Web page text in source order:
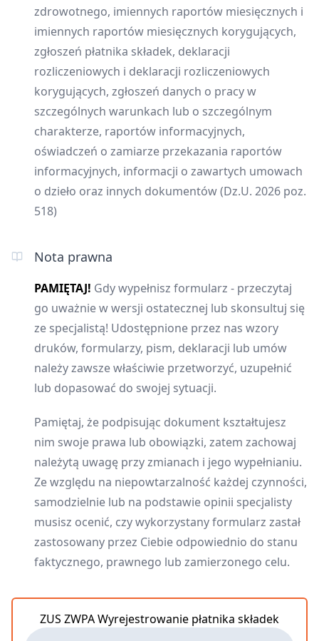
zdrowotnego, imiennych raportów miesięcznych i
imiennych raportów miesięcznych korygujących,
zgłoszeń płatnika składek, deklaracji
rozliczeniowych i deklaracji rozliczeniowych
korygujących, zgłoszeń danych o pracy w
szczególnych warunkach lub o szczególnym
charakterze, raportów informacyjnych,
oświadczeń o zamiarze przekazania raportów
informacyjnych, informacji o zawartych umowach
o dzieło oraz innych dokumentów (Dz.U. 2026 poz.
518)
Nota prawna
PAMIĘTAJ! Gdy wypełnisz formularz - przeczytaj
go uważnie w wersji ostatecznej lub skonsultuj się
ze specjalistą! Udostępnione przez nas wzory
druków, formularzy, pism, deklaracji lub umów
należy zawsze właściwie przetworzyć, uzupełnić
lub dopasować do swojej sytuacji.
Pamiętaj, że podpisując dokument kształtujesz
nim swoje prawa lub obowiązki, zatem zachowaj
należytą uwagę przy zmianach i jego wypełnianiu.
Ze względu na niepowtarzalność każdej czynności,
samodzielnie lub na podstawie opinii specjalisty
musisz ocenić, czy wykorzystany formularz zastał
zastosowany przez Ciebie odpowiednio do stanu
faktycznego, prawnego lub zamierzonego celu.
ZUS ZWPA Wyrejestrowanie płatnika składek